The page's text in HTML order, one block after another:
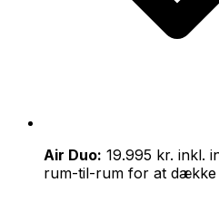
Air Duo: 19.995 kr. inkl.
rum-til-rum for at dække